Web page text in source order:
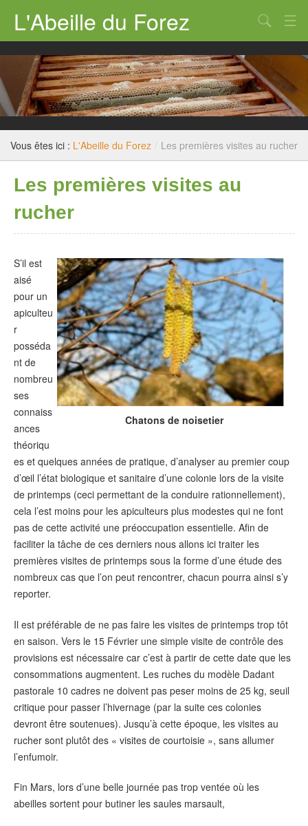
L'Abeille du Forez
Qui sommes nous ?
Rucher-école
Dossiers techniques
Législation
Nous contacter
Vous êtes ici : L'Abeille du Forez / Les premières visites au rucher
Les premières visites au
rucher
Chatons de noisetier
S’il est
aisé
pour un
apiculteu
r
posséda
nt de
nombreu
ses
connaiss
ances
théoriqu
es et quelques années de pratique, d’analyser au premier coup
d’œil l’état biologique et sanitaire d’une colonie lors de la visite
de printemps (ceci permettant de la conduire rationnellement),
cela l’est moins pour les apiculteurs plus modestes qui ne font
pas de cette activité une préoccupation essentielle. Afin de
faciliter la tâche de ces derniers nous allons ici traiter les
premières visites de printemps sous la forme d’une étude des
nombreux cas que l’on peut rencontrer, chacun pourra ainsi s’y
reporter.
Il est préférable de ne pas faire les visites de printemps trop tôt
en saison. Vers le 15 Février une simple visite de contrôle des
provisions est nécessaire car c’est à partir de cette date que les
consommations augmentent. Les ruches du modèle Dadant
pastorale 10 cadres ne doivent pas peser moins de 25 kg, seuil
critique pour passer l’hivernage (par la suite ces colonies
devront être soutenues). Jusqu’à cette époque, les visites au
rucher sont plutôt des « visites de courtoisie », sans allumer
l’enfumoir.
Fin Mars, lors d’une belle journée pas trop ventée où les
abeilles sortent pour butiner les saules marsault,